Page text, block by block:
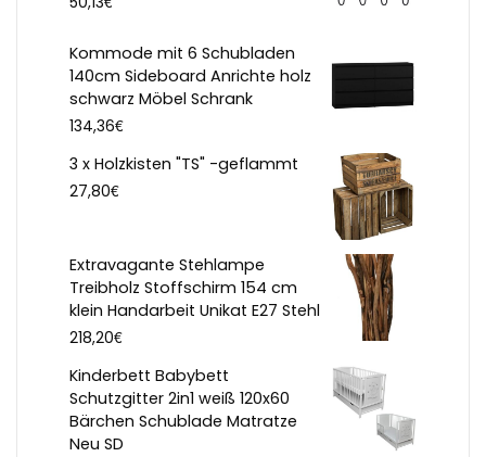
Kommode mit 6 Schubladen
140cm Sideboard Anrichte holz
schwarz Möbel Schrank
134,36€
3 x Holzkisten "TS" -geflammt
27,80€
Extravagante Stehlampe
Treibholz Stoffschirm 154 cm
klein Handarbeit Unikat E27 Stehl
218,20€
Kinderbett Babybett
Schutzgitter 2in1 weiß 120x60
Bärchen Schublade Matratze
Neu SD